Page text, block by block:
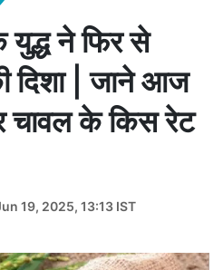
युद्ध ने फिर से
दिशा | जाने आज
चावल के किस रेट
19, 2025, 13:13 IST